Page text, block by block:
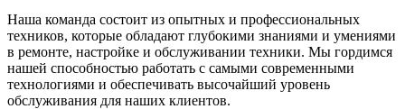
Наша команда состоит из опытных и профессиональных
техников, которые обладают глубокими знаниями и умениями
в ремонте, настройке и обслуживании техники. Мы гордимся
нашей способностью работать с самыми современными
технологиями и обеспечивать высочайший уровень
обслуживания для наших клиентов.